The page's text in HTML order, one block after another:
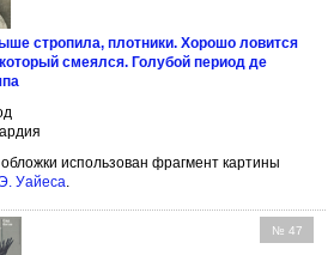
стропила, плотники. Хорошо ловится
смеялся. Голубой период де
использован фрагмент картины
Уайеса
№ 47